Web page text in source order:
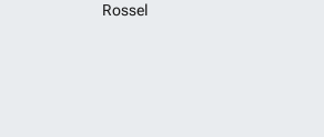
Rossel